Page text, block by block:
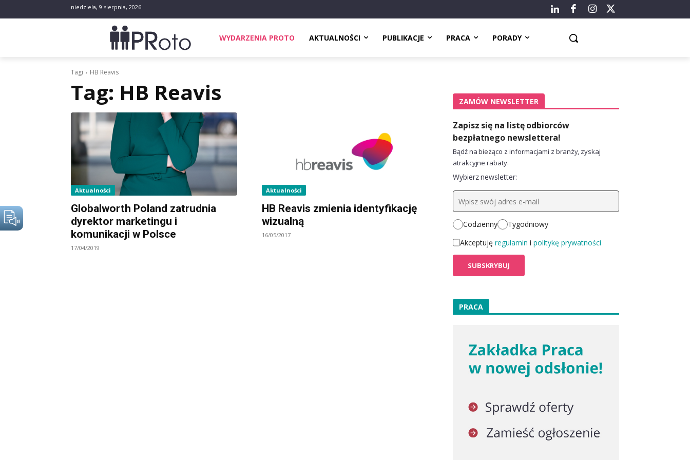
niedziela, 9 sierpnia, 2026
WYDARZENIA PROTO AKTUALNOŚCI PUBLIKACJE PRACA PORADY
Tagi HB Reavis
Tag: HB Reavis
Aktualności
Globalworth Poland zatrudnia
dyrektor marketingu i
komunikacji w Polsce
17/04/2019
Aktualności
HB Reavis zmienia identyfikację
wizualną
16/05/2017
ZAMÓW NEWSLETTER
Zapisz się na listę odbiorców
bezpłatnego newslettera!
Bądź na bieżąco z informacjami z branży, zyskaj
atrakcyjne rabaty.
Wybierz newsletter:
Codzienny
Tygodniowy
Akceptuję regulamin i politykę prywatności
PRACA